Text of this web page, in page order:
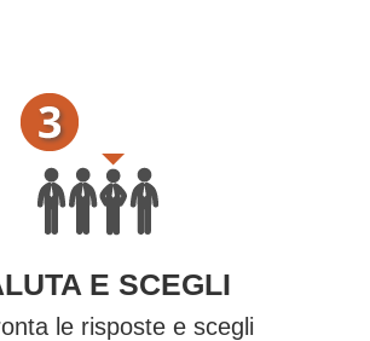
E SCEGLI
le risposte e scegli